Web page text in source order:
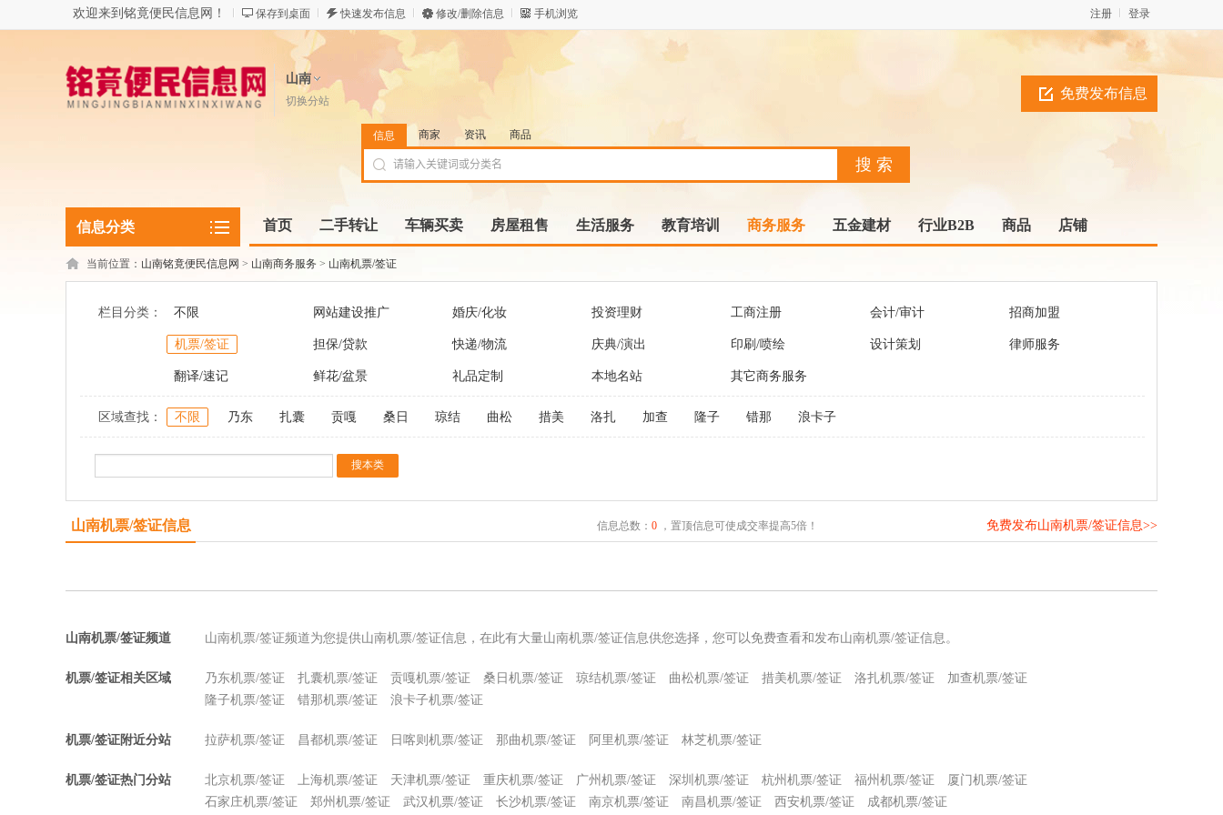
欢迎来到铭竟便民信息网！ 保存到桌面 快速发布信息 修改/删除信息 手机浏览 登录
注册
山南
切换分站 免费发布信息
信息 商家 资讯 商品
信息分类 首页 二手转让 车辆买卖 房屋租售 生活服务 教育培训 商务服务 五金建材 行业B2B 商品 店铺
当前位置： 山南铭竟便民信息网 > 山南商务服务 > 山南机票/签证
栏目分类： 不限 网站建设推广 婚庆/化妆 投资理财 工商注册 会计/审计 招商加盟
机票/签证 担保/贷款 快递/物流 庆典/演出 印刷/喷绘 设计策划 律师服务
翻译/速记 鲜花/盆景 礼品定制 本地名站 其它商务服务
区域查找： 不限 乃东 扎囊 贡嘎 桑日 琼结 曲松 措美 洛扎 加查 隆子 错那 浪卡子
山南机票/签证信息 信息总数： 0，置顶信息可使成交率提高5倍！ 免费发布山南机票/签证信息>>
山南机票/签证频道 山南机票/签证频道为您提供山南机票/签证信息，在此有大量山南机票/签证信息供您选择，您可以免费查看和发布山南机票/签证信息。
机票/签证相关区域 乃东机票/签证 扎囊机票/签证 贡嘎机票/签证 桑日机票/签证 琼结机票/签证 曲松机票/签证 措美机票/签证 洛扎机票/签证
加查机票/签证
隆子机票/签证
错那机票/签证 浪卡子机票/签证
机票/签证附近分站 拉萨机票/签证 昌都机票/签证 日喀则机票/签证 那曲机票/签证 阿里机票/签证 林芝机票/签证
机票/签证热门分站 北京机票/签证 上海机票/签证 天津机票/签证 重庆机票/签证 广州机票/签证 深圳机票/签证 杭州机票/签证 福州机票/签证
厦门机票/签证
石家庄机票/签证
郑州机票/签证 武汉机票/签证 长沙机票/签证 南京机票/签证 南昌机票/签证 西安机票/签证 成都机票/签证